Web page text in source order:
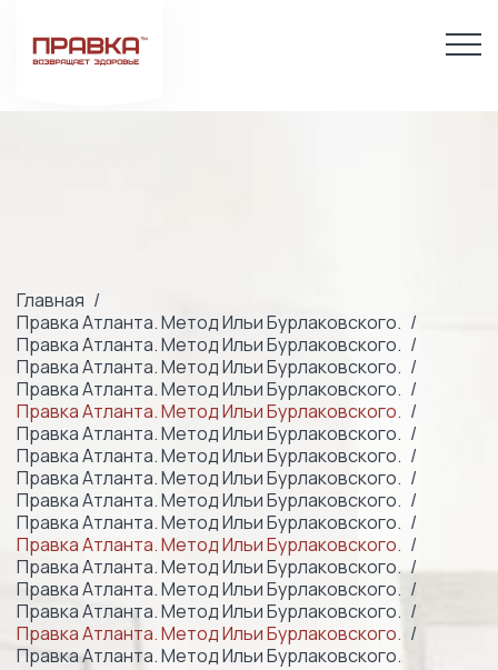
Главная
Правка Атланта. Метод Ильи Бурлаковского.
Правка Атланта. Метод Ильи Бурлаковского.
Правка Атланта. Метод Ильи Бурлаковского.
Правка Атланта. Метод Ильи Бурлаковского.
Правка Атланта. Метод Ильи Бурлаковского.
Правка Атланта. Метод Ильи Бурлаковского.
Правка Атланта. Метод Ильи Бурлаковского.
Правка Атланта. Метод Ильи Бурлаковского.
Правка Атланта. Метод Ильи Бурлаковского.
Правка Атланта. Метод Ильи Бурлаковского.
Правка Атланта. Метод Ильи Бурлаковского.
Правка Атланта. Метод Ильи Бурлаковского.
Правка Атланта. Метод Ильи Бурлаковского.
Правка Атланта. Метод Ильи Бурлаковского.
Правка Атланта. Метод Ильи Бурлаковского.
Правка Атланта. Метод Ильи Бурлаковского.